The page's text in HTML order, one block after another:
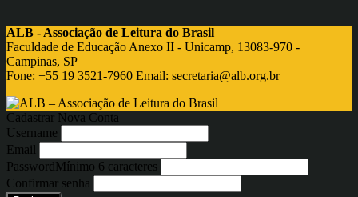
ALB - Associação de Leitura do Brasil
Faculdade de Educação Anexo II - Unicamp, 13083-970 -
Campinas, SP
Fone: +55 19 3521-7960 Email: secretaria@alb.org.br
Cadastrar Nova Conta
Username
Email
PasswordMínimo 6 caracteres
Confirmar senha